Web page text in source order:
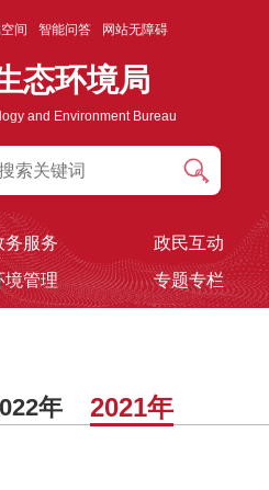
间 智能问答 网站无障碍
态环境局
and Environment Bureau
务服务
政民互动
境管理 专题专栏
年 2021年